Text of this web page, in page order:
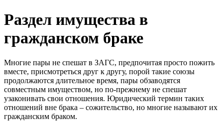
Раздел имущества в
гражданском браке
Многие пары не спешат в ЗАГС, предпочитая просто пожить
вместе, присмотреться друг к другу, порой такие союзы
продолжаются длительное время, пары обзаводятся
совместным имуществом, но по-прежнему не спешат
узаконивать свои отношения. Юридический термин таких
отношений вне брака – сожительство, но многие называют их
гражданским браком.